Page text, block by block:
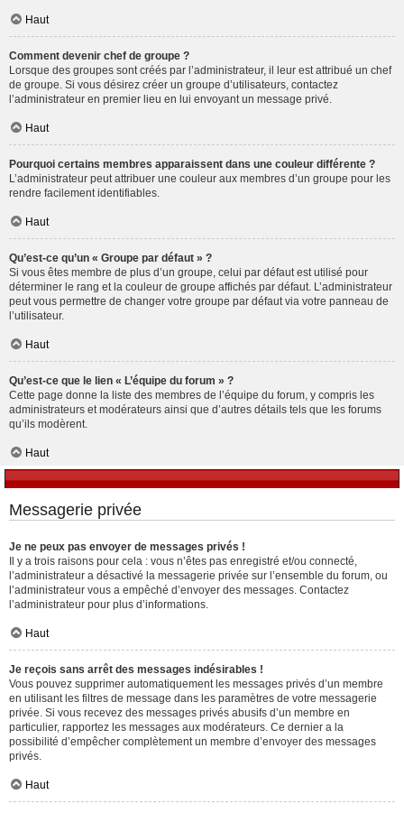
Haut
Comment devenir chef de groupe ?
Lorsque des groupes sont créés par l’administrateur, il leur est attribué un chef
de groupe. Si vous désirez créer un groupe d’utilisateurs, contactez
l’administrateur en premier lieu en lui envoyant un message privé.
Haut
Pourquoi certains membres apparaissent dans une couleur différente ?
L’administrateur peut attribuer une couleur aux membres d’un groupe pour les
rendre facilement identifiables.
Haut
Qu’est-ce qu’un « Groupe par défaut » ?
Si vous êtes membre de plus d’un groupe, celui par défaut est utilisé pour
déterminer le rang et la couleur de groupe affichés par défaut. L’administrateur
peut vous permettre de changer votre groupe par défaut via votre panneau de
l’utilisateur.
Haut
Qu’est-ce que le lien « L’équipe du forum » ?
Cette page donne la liste des membres de l’équipe du forum, y compris les
administrateurs et modérateurs ainsi que d’autres détails tels que les forums
qu’ils modèrent.
Haut
Messagerie privée
Je ne peux pas envoyer de messages privés !
Il y a trois raisons pour cela : vous n’êtes pas enregistré et/ou connecté,
l’administrateur a désactivé la messagerie privée sur l’ensemble du forum, ou
l’administrateur vous a empêché d’envoyer des messages. Contactez
l’administrateur pour plus d’informations.
Haut
Je reçois sans arrêt des messages indésirables !
Vous pouvez supprimer automatiquement les messages privés d’un membre
en utilisant les filtres de message dans les paramètres de votre messagerie
privée. Si vous recevez des messages privés abusifs d’un membre en
particulier, rapportez les messages aux modérateurs. Ce dernier a la
possibilité d’empêcher complètement un membre d’envoyer des messages
privés.
Haut